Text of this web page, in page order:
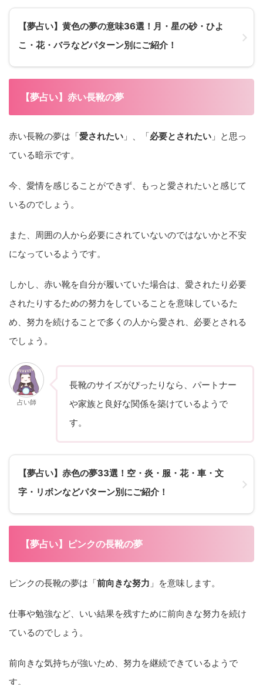
【夢占い】黄色の夢の意味36選！月・星の砂・ひよ
こ・花・バラなどパターン別にご紹介！
【夢占い】赤い長靴の夢
赤い長靴の夢は「愛されたい 」、「必要とされたい 」と思っ
ている暗示です。
今、愛情を感じることができず、もっと愛されたいと感じて
いるのでしょう。
また、周囲の人から必要にされていないのではないかと不安
になっているようです。
しかし、赤い靴を自分が履いていた場合は、愛されたり必要
されたりするための努力をしていることを意味しているた
め、努力を続けることで多くの人から愛され、必要とされる
でしょう。
占い師
長靴のサイズがぴったりなら、パートナー
や家族と良好な関係を築けているようで
す。
【夢占い】赤色の夢33選！空・炎・服・花・車・文
字・リボンなどパターン別にご紹介！
【夢占い】ピンクの長靴の夢
ピンクの長靴の夢は「前向きな努力 」を意味します。
仕事や勉強など、いい結果を残すために前向きな努力を続け
ているのでしょう。
前向きな気持ちが強いため、努力を継続できているようで
す。